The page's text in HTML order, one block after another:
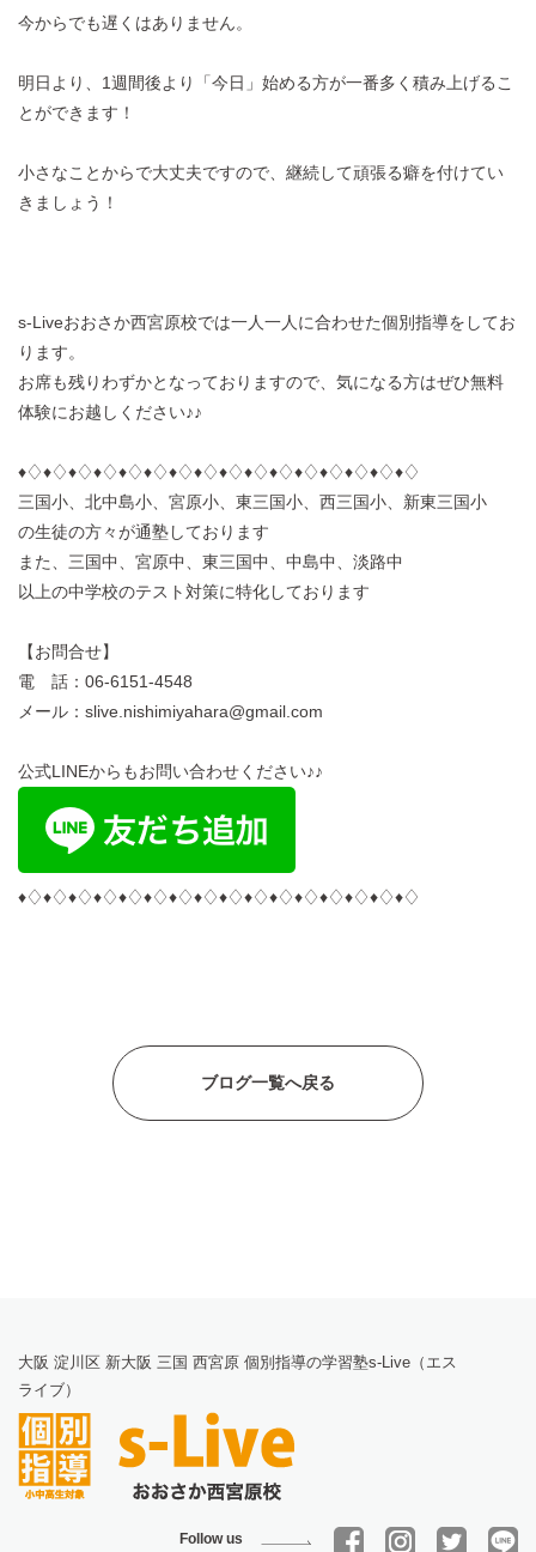
今からでも遅くはありません。
明日より、1週間後より「今日」始める方が一番多く積み上げるこ
とができます！
小さなことからで大丈夫ですので、継続して頑張る癖を付けてい
きましょう！
s-Liveおおさか西宮原校では一人一人に合わせた個別指導をしてお
ります。
お席も残りわずかとなっておりますので、気になる方はぜひ無料
体験にお越しください♪♪
♦︎♢♦︎♢♦︎♢♦︎♢♦︎♢♦︎♢♦︎♢♦︎♢♦︎♢♦︎♢♦︎♢♦︎♢♦︎♢♦︎♢♦︎♢♦︎♢
三国小、北中島小、宮原小、東三国小、西三国小、新東三国小
の生徒の方々が通塾しております
また、三国中、宮原中、東三国中、中島中、淡路中
以上の中学校のテスト対策に特化しております
【お問合せ】
電 話：06-6151-4548
メール：slive.nishimiyahara@gmail.com
公式LINEからもお問い合わせください♪♪
♦︎♢♦︎♢♦︎♢♦︎♢♦︎♢♦︎♢♦︎♢♦︎♢♦︎♢♦︎♢♦︎♢♦︎♢♦︎♢♦︎♢♦︎♢♦︎♢
ブログ一覧へ戻る
大阪 淀川区 新大阪 三国 西宮原 個別指導の学習塾s-Live（エス
ライブ）
Follow us